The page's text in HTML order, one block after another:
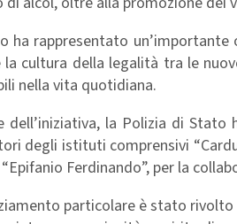
ha rappresentato
la cultura della legalità tra le
nella vita quotidiana.
dell’iniziativa, la Polizia di
degli istituti comprensivi
Ferdinando”, per la
particolare è stato